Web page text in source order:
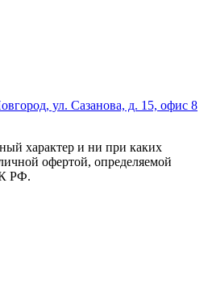
ул. Сазанова, д. 15, офис 8
характер и ни при каких
офертой, определяемой
РФ.